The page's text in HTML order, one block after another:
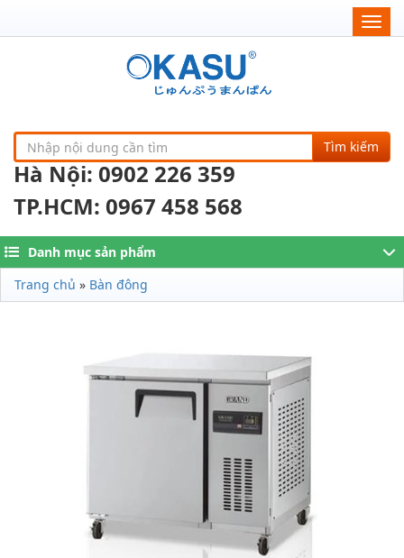
Tìm kiếm
Hà Nội: 0902 226 359
TP.HCM: 0967 458 568
Danh mục sản phẩm
Trang chủ » Bàn đông